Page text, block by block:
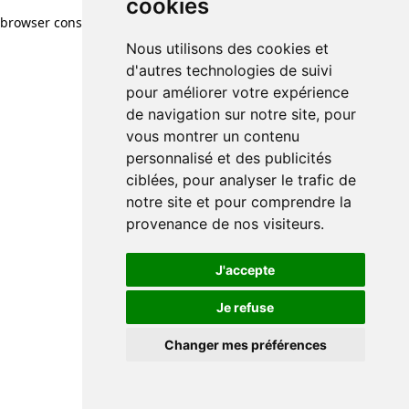
cookies
Nous utilisons des cookies et
d'autres technologies de suivi
pour améliorer votre expérience
de navigation sur notre site, pour
vous montrer un contenu
personnalisé et des publicités
ciblées, pour analyser le trafic de
notre site et pour comprendre la
provenance de nos visiteurs.
J'accepte
Je refuse
Changer mes préférences
browser console for more information)